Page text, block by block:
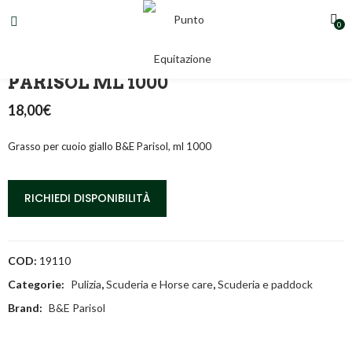
0
GRASSO PER CUOIO GIALLO B&E
PARISOL ML 1000
18,00€
Grasso per cuoio giallo B&E Parisol, ml 1000
RICHIEDI DISPONIBILITÀ
COD: 19110
Categorie: Pulizia,Scuderia e Horse care,Scuderia e paddock
Brand: B&E Parisol